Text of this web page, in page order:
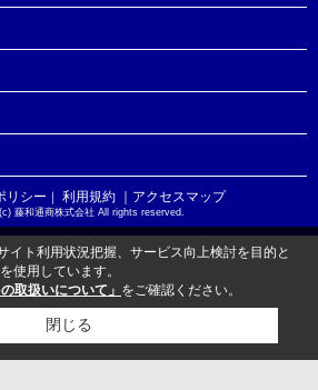
リシー ｜ 利用規約 ｜アクセスマップ
藤和通商株式会社 All rights reserved.
イト利用状況把握、サービス向上検討を目的と
使用しています。
取扱いについて」 をご確認ください。
閉じる